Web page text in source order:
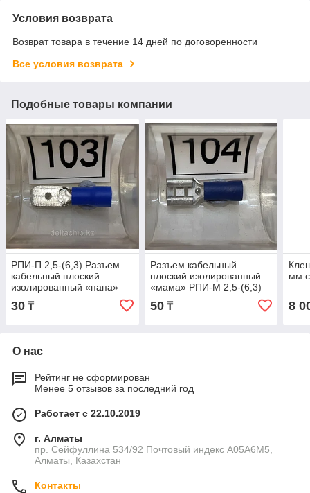
Условия возврата
Возврат товара в течение 14 дней по договоренности
Все условия возврата
Подобные товары компании
РПИ-П 2,5-(6,3) Разъем
кабельный плоский
изолированный «папа»
30 ₸
Разъем кабельный
плоский изолированный
«мама» РПИ-М 2,5-(6,3)
50₸
мм
8
О нас
Рейтинг не сформирован
Менее 5 отзывов за последний год
Работает с 22.10.2019
г. Алматы
пр. Сейфуллина 534/92 Почтовый индекс A05A6M5,
Алматы, Казахстан
Контакты